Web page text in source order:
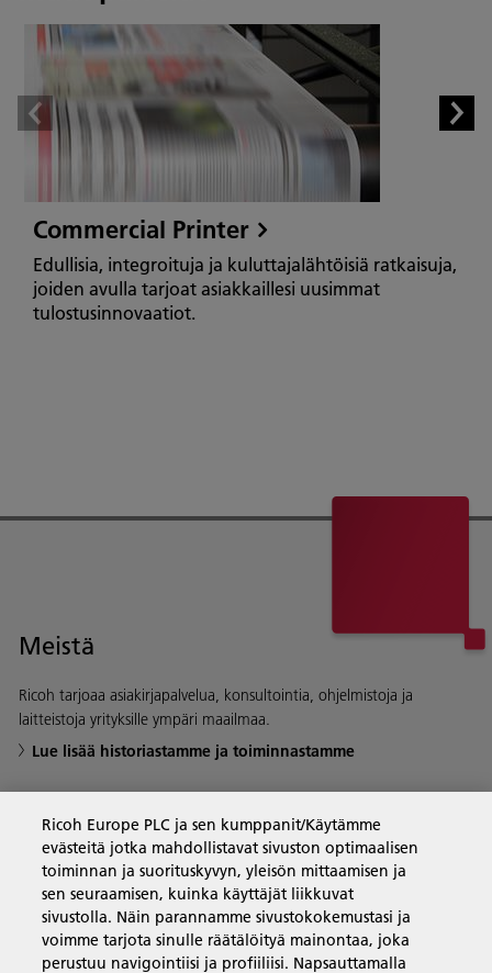
Commercial Printer
Edullisia, integroituja ja kuluttajalähtöisiä ratkaisuja,
joiden avulla tarjoat asiakkaillesi uusimmat
tulostusinnovaatiot.
Meistä
Ricoh tarjoaa asiakirjapalvelua, konsultointia, ohjelmistoja ja
laitteistoja yrityksille ympäri maailmaa.
Lue lisää historiastamme ja toiminnastamme
Yritysratkaisut
Tuotteet ja palvelut
Ricoh Europe PLC ja sen kumppanit/Käytämme
evästeitä jotka mahdollistavat sivuston optimaalisen
toiminnan ja suorituskyvyn, yleisön mittaamisen ja
sen seuraamisen, kuinka käyttäjät liikkuvat
sivustolla. Näin parannamme sivustokokemustasi ja
voimme tarjota sinulle räätälöityä mainontaa, joka
perustuu navigointiisi ja profiiliisi. Napsauttamalla